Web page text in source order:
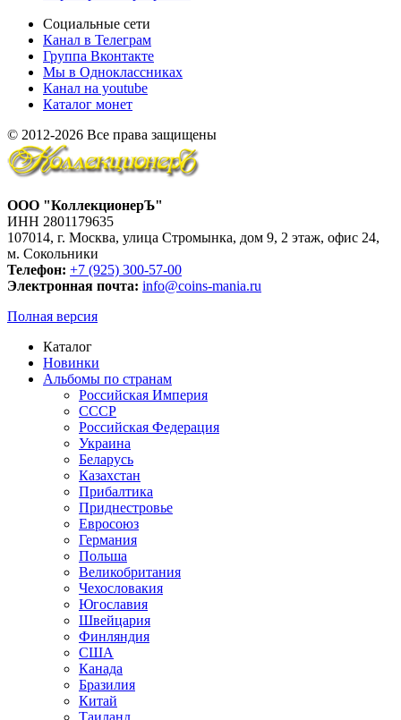
Социальные сети
Канал в Телеграм
Группа Вконтакте
Мы в Одноклассниках
Канал на youtube
Каталог монет
© 2012-2026 Все права защищены
ООО "КоллекционерЪ"
ИНН 2801179635
107014, г. Москва, улица Стромынка, дом 9, 2 этаж, офис 24,
м. Сокольники
Телефон: +7 (925) 300-57-00
Электронная почта: info@coins-mania.ru
Полная версия
Каталог
Новинки
Альбомы по странам
Российская Империя
СССР
Российская Федерация
Украина
Беларусь
Казахстан
Прибалтика
Приднестровье
Евросоюз
Германия
Польша
Великобритания
Чехословакия
Югославия
Швейцария
Финляндия
США
Канада
Бразилия
Китай
Таиланд